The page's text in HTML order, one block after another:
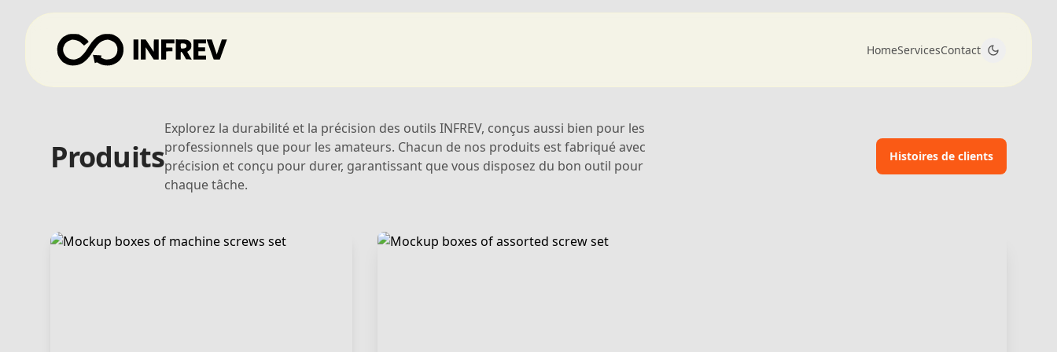
HomeServicesContact
Produits
Explorez la durabilité et la précision des outils INFREV, conçus aussi bien pour les
professionnels que pour les amateurs. Chacun de nos produits est fabriqué avec
précision et conçu pour durer, garantissant que vous disposez du bon outil pour
chaque tâche.
Histoires de clients